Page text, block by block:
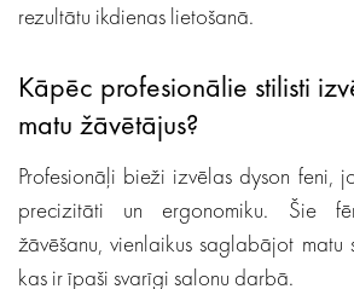
rezultātu ikdienas lietošanā.
Kāpēc profesionālie stilisti
matu žāvētājus?
Profesionāļi bieži izvēlas dyson feni,
precizitāti un ergonomiku. Šie
žāvēšanu, vienlaikus saglabājot matu
kas ir īpaši svarīgi salonu darbā.